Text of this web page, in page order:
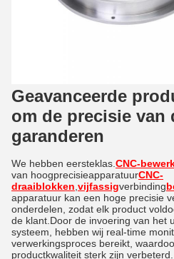
Geavanceerde
om de precisie van
garanderen
We hebben eersteklas. CNC-
van hoogprecisieapparatuurCNC-
draaiblokken vijfassigverbinding
apparatuur kan een hoge precisie
onderdelen, zodat elk product
de klant.Door de invoering van het
systeem, hebben wij real-time
verwerkingsproces bereikt,
productkwaliteit sterk zijn verbeterd.